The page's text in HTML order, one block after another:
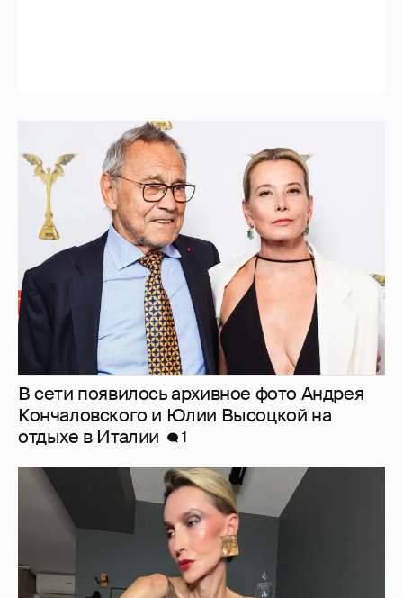
В сети появилось архивное фото Андрея
Кончаловского и Юлии Высоцкой на
отдыхе в Италии
1
"Люблю своё тело". 52-летняя Наталья
Максимова показала фигуру в "голых"